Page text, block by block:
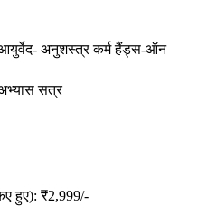
आयुर्वेद- अनुशस्त्र कर्म हैंड्स-ऑन
सत्र
हुए): ₹2,999/-